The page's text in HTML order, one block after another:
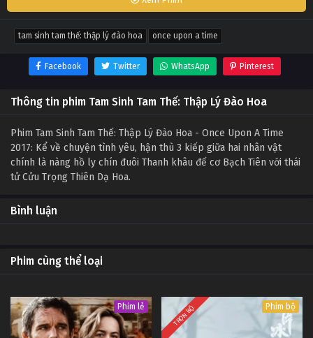
tam sinh tam thế: thập lý đào hoa once upon a time
Facebook Twitter WhatsApp Pinterest
Thông tin phim Tam Sinh Tam Thế: Thập Lý Đào Hoa
Phim Tam Sinh Tam Thế: Thập Lý Đào Hoa - Once Upon A Time
2017: Kể về chuyện tình yêu, hận thù 3 kiếp giữa hai nhân vật
chính là nàng hồ ly chín đuôi Thanh khâu đế cơ Bạch Tiên với thái
tử Cửu Trọng Thiên Dạ Hoa.
Bình luận
Phim cùng thể loại
Phim lẻ TRỌN BỘ Phim bộ